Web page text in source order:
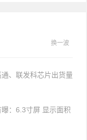
换一波
、联发科芯片出货量
：6.3寸屏 显示面积